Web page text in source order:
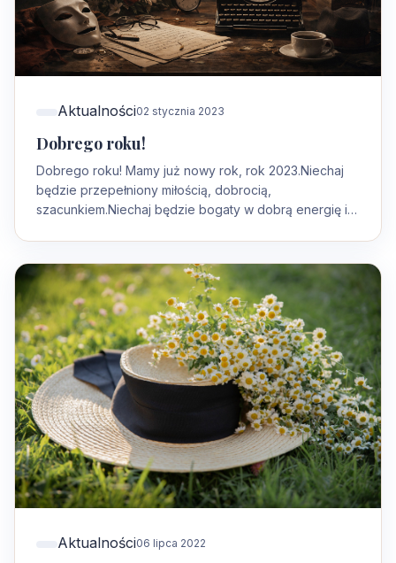
Aktualności02 stycznia 2023
Dobrego roku!
Dobrego roku! Mamy już nowy rok, rok 2023.Niechaj
będzie przepełniony miłością, dobrocią,
szacunkiem.Niechaj będzie bogaty w dobrą energię i
Aktualności06 lipca 2022